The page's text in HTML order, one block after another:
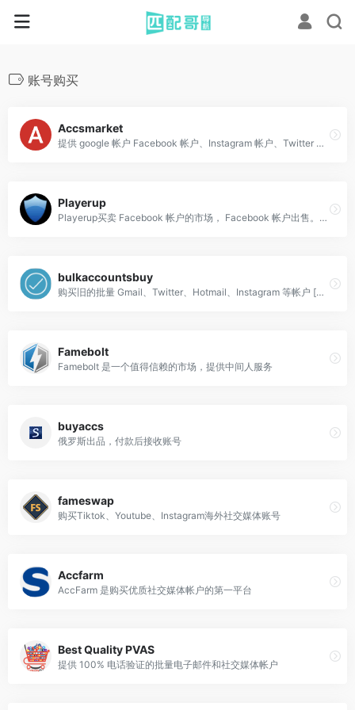
账号购买
Accsmarket
提供 google 帐户 Facebook 帐户、Instagram 帐户、Twitter 帐户等等
Playerup
Playerup买卖 Facebook 帐户的市场， Facebook 帐户出售。还有多种游戏账户
bulkaccountsbuy
购买旧的批量 Gmail、Twitter、Hotmail、Instagram 等帐户 [电话验证]
Famebolt
Famebolt 是一个值得信赖的市场，提供中间人服务
buyaccs
俄罗斯出品，付款后接收账号
fameswap
购买Tiktok、Youtube、Instagram海外社交媒体账号
Accfarm
AccFarm 是购买优质社交媒体帐户的第一平台
Best Quality PVAS
提供 100% 电话验证的批量电子邮件和社交媒体帐户